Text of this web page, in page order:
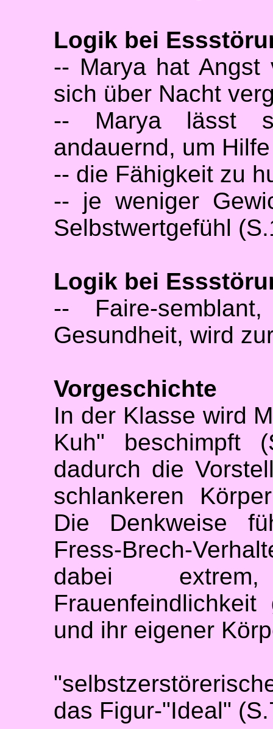
Logik bei
-- Marya hat Angst
sich über Nacht
-- Marya lässt
andauernd, um
-- die Fähigkeit zu
-- je weniger
Selbstwertgefühl
Logik bei
-- Faire-
Gesundheit, wird
Vorgeschichte
In der Klasse wird
Kuh" beschimpft
dadurch die
schlankeren
Die Denkweise
Fress-Brech-
dabei
und ihr eigener
das Figur-"Ideal"